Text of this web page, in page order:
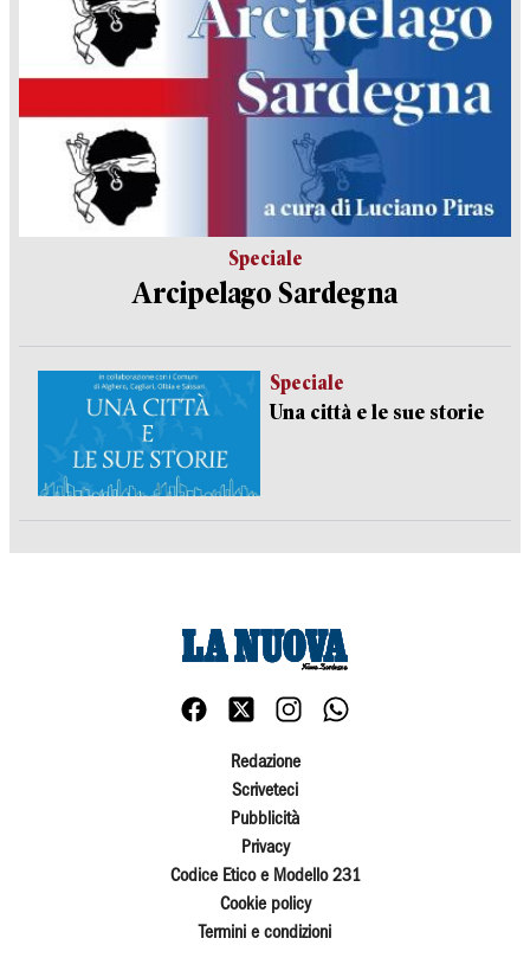
Speciale
Arcipelago Sardegna
Speciale
Una città e le sue storie
Redazione
Scriveteci
Pubblicità
Privacy
Codice Etico e Modello 231
Cookie policy
Termini e condizioni